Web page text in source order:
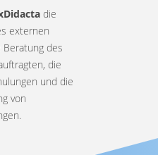
die
externen
des
die
und die
von